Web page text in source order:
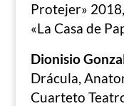
Protejer»
«La Casa de
Dionisio
Drácula,
Cuarteto